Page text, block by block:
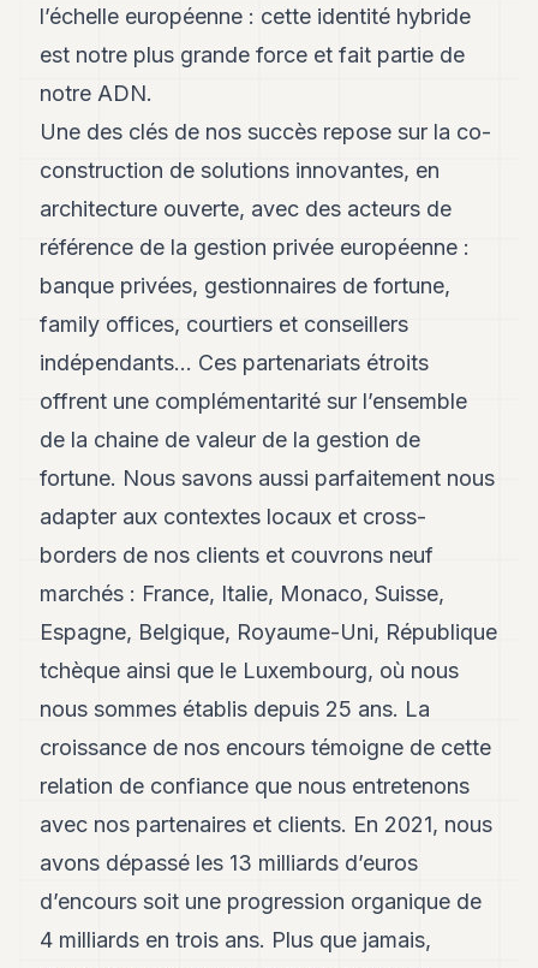
Andy
12
Andy
Andy
10
9
Andy
8
Andy
Andy
6
5
Andy
3
TECH
FINANCE
DE
VIVRE
ARTS
ASSURANCE
PRIVATE
SPORT
l’échelle européenne : cette identité hybride
est notre plus grande force et fait partie de
notre ADN.
Une des clés de nos succès repose sur la co-
construction de solutions innovantes, en
architecture ouverte, avec des acteurs de
référence de la gestion privée européenne :
banque privées, gestionnaires de fortune,
family offices, courtiers et conseillers
indépendants… Ces partenariats étroits
offrent une complémentarité sur l’ensemble
de la chaine de valeur de la gestion de
fortune. Nous savons aussi parfaitement nous
adapter aux contextes locaux et cross-
borders de nos clients et couvrons neuf
marchés : France, Italie, Monaco, Suisse,
Espagne, Belgique, Royaume-Uni, République
tchèque ainsi que le Luxembourg, où nous
nous sommes établis depuis 25 ans. La
croissance de nos encours témoigne de cette
relation de confiance que nous entretenons
avec nos partenaires et clients. En 2021, nous
avons dépassé les 13 milliards d’euros
d’encours soit une progression organique de
4 milliards en trois ans. Plus que jamais,